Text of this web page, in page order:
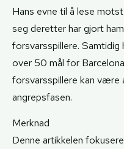
Hans evne til å lese
seg deretter har gjort
forsvarsspillere. Samtidig
over 50 mål for
forsvarsspillere kan være
angrepsfasen.
Merknad
Denne artikkelen